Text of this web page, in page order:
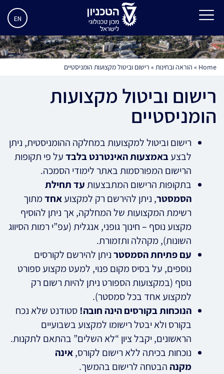
EN
Home
» הוראה ובחינות » רישום וביטול מקצועות הומניסטיים
רישום וביטול מקצועות
הומניסטיים
רישום וביטול למקצועות במחלקה ההומניסטית, ניתן
לבצעבאמצעות האינטרנט בלבדעל פי תקופות
הרישום המפורסמות באתר לימודי הסמכה.
בתקופות הרישום המתבצעותעד תחילת
הסמסטר, ניתן להירשם רק למקצועאחדמתוך
רשימת המקצועות של המחלקה, אך ניתן להוסיף
מקצוע נוסף – חינוך גופני, אנגלית (עפ”י רמות הסיווג
השונות), מקהלה ותזמורת.
עם פתיחת הסמסטרניתן להירשם לקורסים
נוספים, על בסיס מקום פנוי, למעט מקצוע ספורט
נוסף (במקצועות הספורט ניתן להיות רשום רק
למקצוע אחד בכל סמסטר).
הנוכחות בקורסים הינה חובה!סטודנט שלא נכח
בקורס ולא יבטל רישומו למקצוע בשבועיים
הראשונים, יקבל ציון “לא השלים” בהתאם לתקנות.
נוכחות בכיתה ללא רישום לקורס,אינה
מקנה הבטחה לרישום בהמשך.